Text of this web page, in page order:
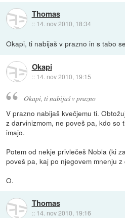
Thomas
:: 14. nov 2010, 18:34
Okapi, ti nabijaš v prazno in s tabo
Okapi
:: 14. nov 2010, 19:15
Okapi, ti nabijaš v prazno
V prazno nabijaš kvečjemu ti.
z darvinizmom, ne poveš pa, kdo so
imajo.
Potem od nekje privlečeš Nobla (ki
poveš pa, kaj po njegovem mnenju
O.
Thomas
:: 14. nov 2010, 19:16